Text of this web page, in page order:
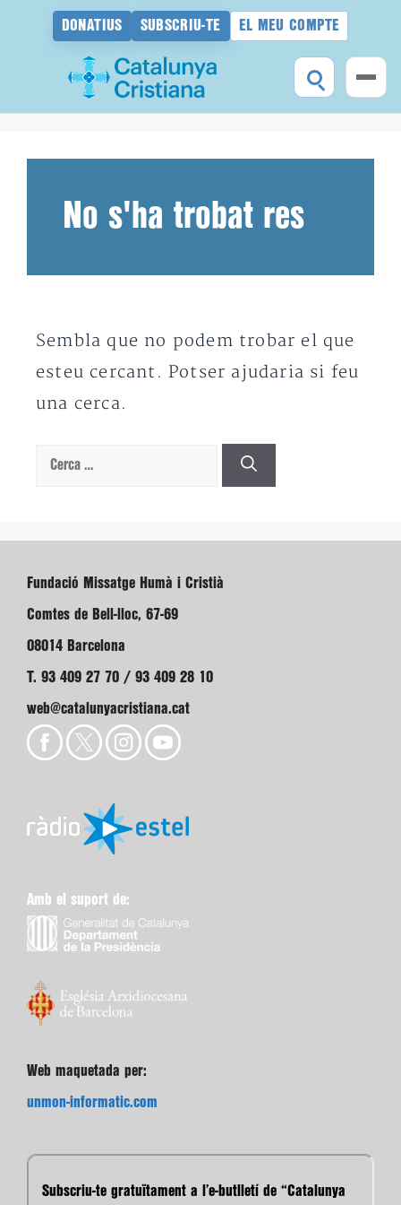
DONATIUS SUBSCRIU-TE EL MEU COMPTE
No s'ha trobat res
Sembla que no podem trobar el que
esteu cercant. Potser ajudaria si feu
una cerca.
Cerca:
Fundació Missatge Humà i Cristià
Comtes de Bell-lloc, 67-69
08014 Barcelona
T. 93 409 27 70 / 93 409 28 10
web@catalunyacristiana.cat
Amb el suport de:
Web maquetada per:
unmon-informatic.com
Subscriu-te gratuïtament a l’e-butlletí de “Catalunya